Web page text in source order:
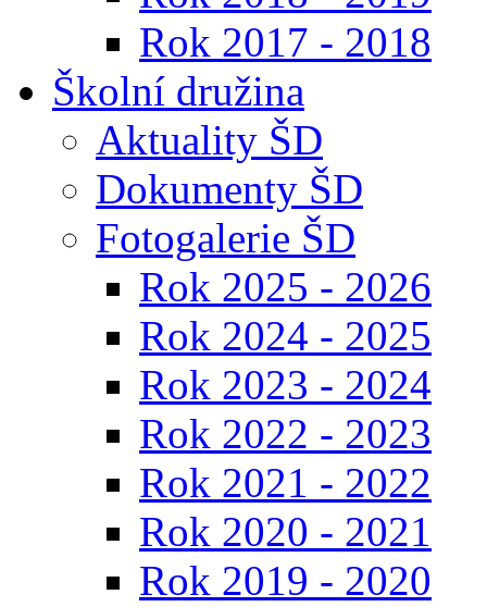
Rok 2017 - 2018
Školní družina
Aktuality ŠD
Dokumenty ŠD
Fotogalerie ŠD
Rok 2025 - 2026
Rok 2024 - 2025
Rok 2023 - 2024
Rok 2022 - 2023
Rok 2021 - 2022
Rok 2020 - 2021
Rok 2019 - 2020